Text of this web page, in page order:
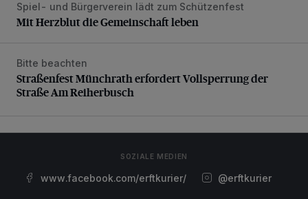
Mit Herzblut die Gemeinschaft leben
Spiel- und Bürgerverein lädt zum Schützenfest
Mit Herzblut die Gemeinschaft leben
Straßenfest Münchrath erfordert Vollsperrung der Straße
Bitte beachten
Straßenfest Münchrath erfordert Vollsperrung der
Straße Am Reiherbusch
SOZIALE MEDIEN
www.facebook.com/erftkurier/ @erftkurier